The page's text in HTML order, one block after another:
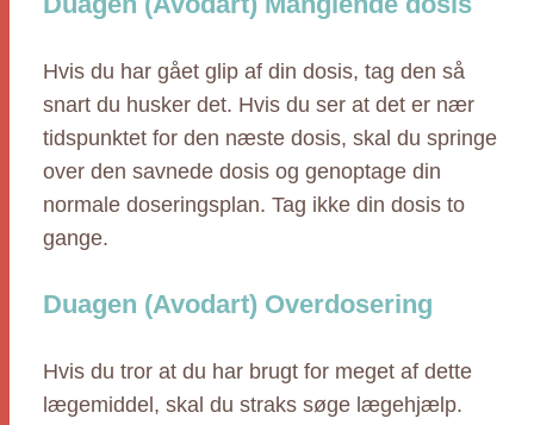
Hvis du har gået glip af din dosis, tag den så
snart du husker det. Hvis du ser at det er nær
tidspunktet for den næste dosis, skal du springe
over den savnede dosis og genoptage din
normale doseringsplan. Tag ikke din dosis to
gange.
Duagen (Avodart) Overdosering
Hvis du tror at du har brugt for meget af dette
lægemiddel, skal du straks søge lægehjælp.